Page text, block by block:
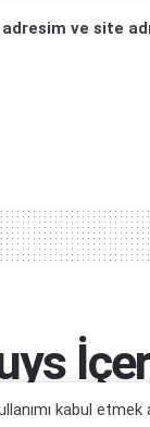
ve site
kabul etmek